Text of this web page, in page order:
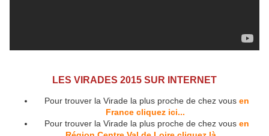
LES VIRADES 2015 SUR INTERNET
Pour trouver la Virade la plus proche de chez vous en
France cliquez ici...
Pour trouver la Virade la plus proche de chez vous en